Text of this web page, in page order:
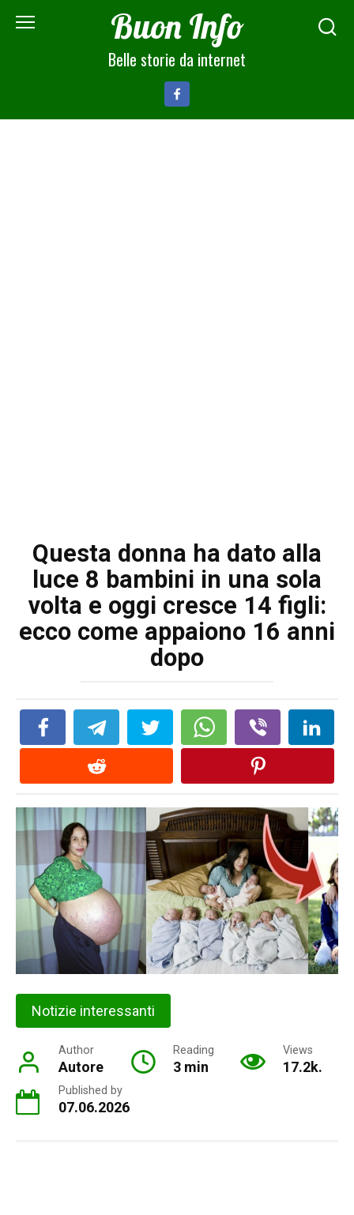
Buon Info
Belle storie da internet
Questa donna ha dato alla
luce 8 bambini in una sola
volta e oggi cresce 14 figli:
ecco come appaiono 16 anni
dopo
Notizie interessanti
Author
Autore
Reading
3 min
Views
17.2k.
Published by
07.06.2026